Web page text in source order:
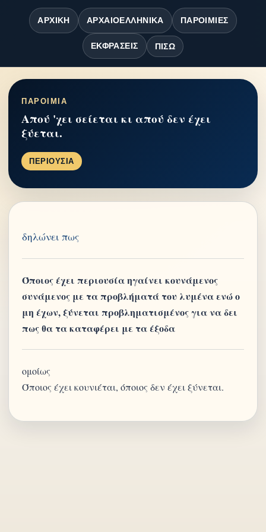
ΑΡΧΙΚΉ ΑΡΧΑΙΟΕΛΛΗΝΙΚΆ ΠΑΡΟΙΜΊΕΣ
ΕΚΦΡΆΣΕΙΣ ΠΊΣΩ
ΠΑΡΟΙΜΙΑ
Απού 'χει σείεται κι απού δεν έχει
ξύεται.
ΠΕΡΙΟΥΣΙΑ
δηλώνει πως
Όποιος έχει περιουσία ηγαίνει κουνάμενος
συνάμενος με τα προβλήματά του λυμένα ενώ ο
μη έχων, ξύνεται προβληματισμένος για να δει
πως θα τα καταφέρει με τα έξοδα
ομοίως
Όποιος έχει κουνιέται, όποιος δεν έχει ξύνεται.